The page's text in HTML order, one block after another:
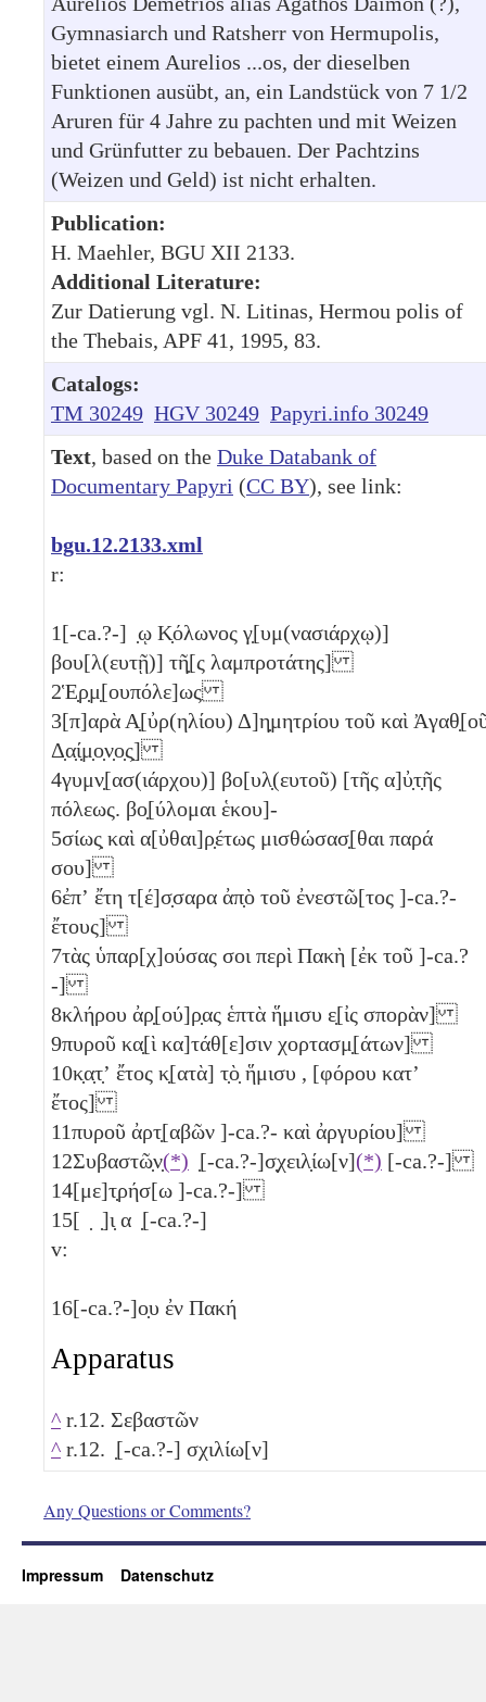
Gymnasiarch und Ratsherr von Hermupolis,
bietet einem Aurelios ...os, der dieselben
Funktionen ausübt, an, ein Landstück von 7 1/2
Aruren für 4 Jahre zu pachten und mit Weizen
und Grünfutter zu bebauen. Der Pachtzins
(Weizen und Geld) ist nicht erhalten.
Publication:
H. Maehler, BGU XII 2133.
Additional Literature:
Zur Datierung vgl. N. Litinas, Hermou polis of
the Thebais, APF 41, 1995, 83.
Catalogs:
TM 30249 HGV 30249 Papyri.info 30249
Text, based on the Duke Databank of
Documentary Papyri (CC BY), see link:
bgu.12.2133.xml
r:
1[-ca.?-] ̣ῳ Κ̣όλωνος γ̣[υμ(νασιάρχῳ)]
βου[λ(ευτῇ)] τῆ̣[ς λαμπροτάτης]
2Ἑ̣ρ̣μ̣[ουπόλε]ως
3[π]αρὰ Α̣[ὐρ(ηλίου) Δ]η̣μητρίου τοῦ καὶ
Δ̣α̣ί̣μ̣ο̣ν̣ο̣ς̣]
4γυμν̣[ασ(ιάρχου)] βο[υλ̣(ευτοῦ) [τῆς α]ὐ̣τ̣ῆς
πόλεως. βο̣[ύλομαι ἑκου]-
5σίως̣ καὶ α[ὐθαι]ρ̣έτως μισθώσασ̣[θαι παρά
σου]
6ἐπʼ ἔτη τ[έ]σ̣σαρα ἀπ̣ὸ τοῦ ἐνεστῶ[τος ]-ca.?-
ἔτους]
7τὰς ὑπαρ[χ]ούσας σοι περὶ Πακὴ [ἐκ τοῦ ]-ca.?
-]
8κλήρου ἀρ̣[ού]ρ̣ας ἑπτὰ ἥμισυ ε̣[ἰς σπορὰν]
9πυροῦ κα̣[ὶ κα]τάθ[ε]σιν χορτασμ̣[άτων]
10κ̣α̣τ̣ʼ ἔτος κ̣[ατὰ] τ̣ὸ̣ ἥμισυ , [φόρου κατʼ
ἔτος]
11πυροῦ ἀρτ̣[αβῶν ]-ca.?- καὶ ἀργυρίου]
12Συβαστῶ̣ν̣(*) ̣[-ca.?-]σ̣χειλ̣ίω[ν](*) [-ca.?-]
14[με]τ̣ρήσ[ω ]-ca.?-]
15[ ̣ ̣]ι̣ α ̣[-ca.?-]
v:
16[-ca.?-]ο̣υ ἐν Πακή
Apparatus
^ r.12. Σεβαστῶν
^ r.12. ̣[-ca.?-] σχιλίω[ν]
Any Questions or Comments?
Impressum Datenschutz